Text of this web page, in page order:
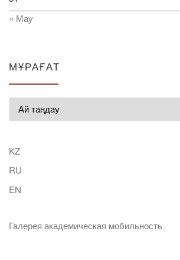
« Мау
МҰРАҒАТ
KZ
RU
EN
Галерея академическая мобильность